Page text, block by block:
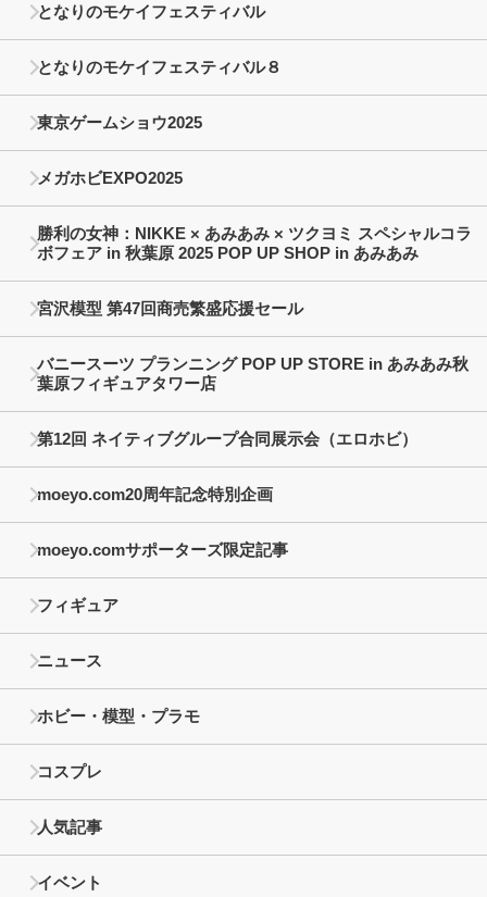
となりのモケイフェスティバル
となりのモケイフェスティバル８
東京ゲームショウ2025
メガホビEXPO2025
勝利の女神：NIKKE × あみあみ × ツクヨミ スペシャルコラ
ボフェア in 秋葉原 2025 POP UP SHOP in あみあみ
宮沢模型 第47回商売繁盛応援セール
バニースーツ プランニング POP UP STORE in あみあみ秋
葉原フィギュアタワー店
第12回 ネイティブグループ合同展示会（エロホビ）
moeyo.com20周年記念特別企画
moeyo.comサポーターズ限定記事
フィギュア
ニュース
ホビー・模型・プラモ
コスプレ
人気記事
イベント